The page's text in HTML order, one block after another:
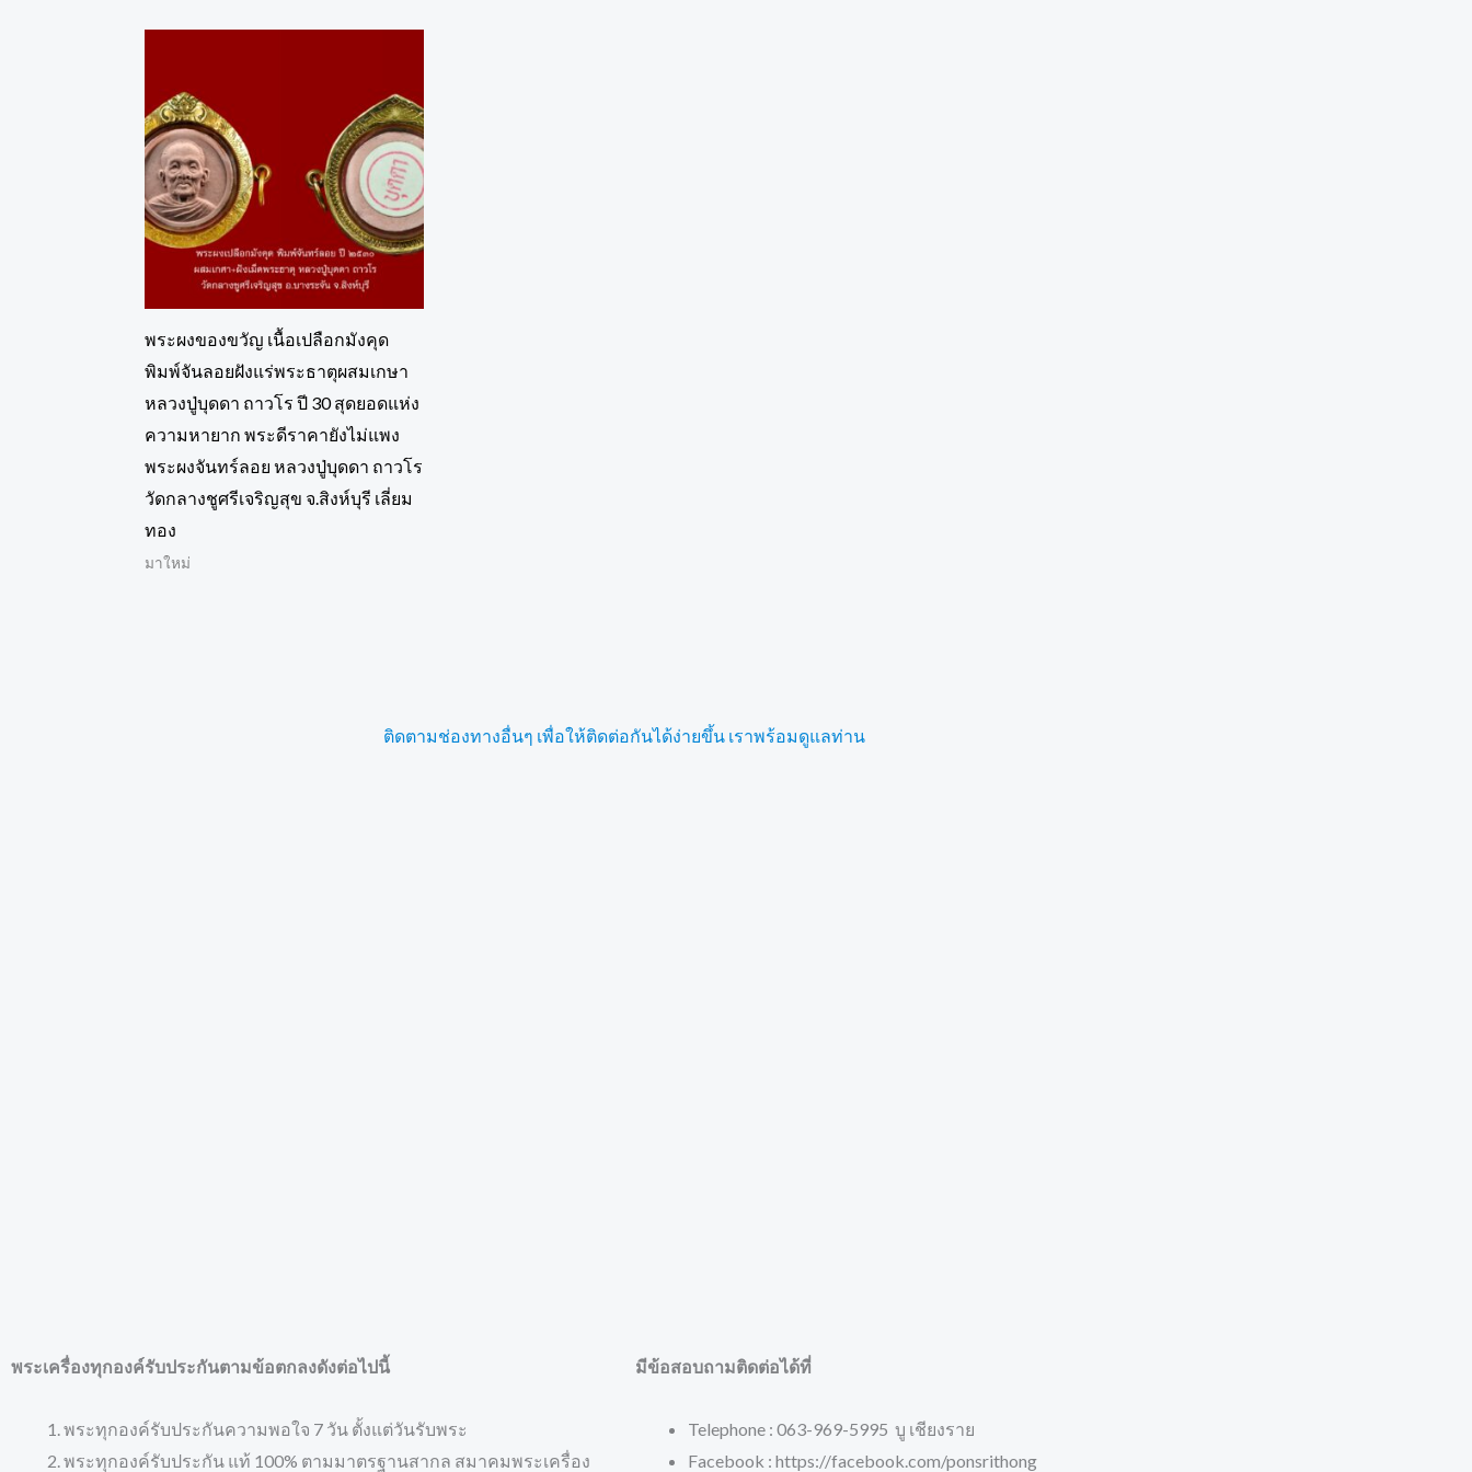
พระผงของขวัญ เนื้อเปลือกมังคุด
พิมพ์จันลอยฝังแร่พระธาตุผสมเกษา
หลวงปู่บุดดา ถาวโร ปี 30 สุดยอดแห่ง
ความหายาก พระดีราคายังไม่แพง
พระผงจันทร์ลอย หลวงปู่บุดดา ถาวโร
วัดกลางชูศรีเจริญสุข จ.สิงห์บุรี เลี่ยม
ทอง
มาใหม่
ติดตามช่องทางอื่นๆ เพื่อให้ติดต่อกันได้ง่ายขึ้น เราพร้อมดูแลท่าน
พระเครื่องทุกองค์รับประกันตามข้อตกลงดังต่อไปนี้
พระทุกองค์รับประกันความพอใจ 7 วัน ตั้งแต่วันรับพระ
พระทุกองค์รับประกัน แท้ 100% ตามมาตรฐานสากล สมาคมพระเครื่อง
มีข้อสอบถามติดต่อได้ที่
Telephone : 063-969-5995 บู เชียงราย
Facebook : https://facebook.com/ponsrithong